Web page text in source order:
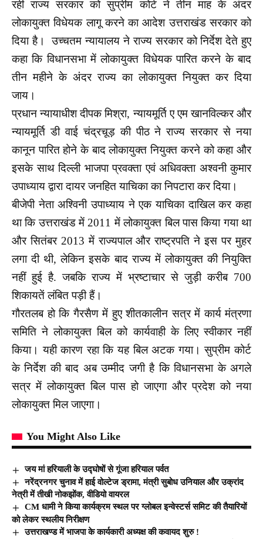
रही राज्य सरकार को सुप्रीम कोर्ट ने तीन माह के अंदर
लोकायुक्त विधेयक लागू करने का आदेश उत्तराखंड सरकार को
दिया है। उच्चतम न्यायालय ने राज्य सरकार को निर्देश देते हुए
कहा कि विधानसभा में लोकायुक्त विधेयक पारित करने के बाद
तीन महीने के अंदर राज्य का लोकायुक्त नियुक्त कर दिया
जाय।
प्रधान न्यायाधीश दीपक मिश्रा, न्यायमूर्ति ए एम खानविल्कर और
न्यायमूर्ति डी वाई चंद्रचूड़ की पीठ ने राज्य सरकार से नया
कानून पारित होने के बाद लोकायुक्त नियुक्त करने को कहा और
इसके साथ दिल्ली भाजपा प्रवक्ता एवं अधिवक्ता अश्वनी कुमार
उपाध्याय द्वारा दायर जनहित याचिका का निपटारा कर दिया।
बीजेपी नेता अश्विनी उपाध्याय ने एक याचिका दाखिल कर कहा
था कि उत्तराखंड में 2011 में लोकायुक्त बिल पास किया गया था
और सितंबर 2013 में राज्यपाल और राष्ट्रपति ने इस पर मुहर
लगा दी थी, लेकिन इसके बाद राज्य में लोकायुक्त की नियुक्ति
नहीं हुई है. जबकि राज्य में भ्रष्टाचार से जुड़ी करीब 700
शिकायतें लंबित पड़ी हैं।
गौरतलब हो कि गैरसैण में हुए शीतकालीन सत्र में कार्य मंत्रणा
समिति ने लोकायुक्त बिल को कार्यवाही के लिए स्वीकार नहीं
किया। यही कारण रहा कि यह बिल अटक गया। सुप्रीम कोर्ट
के निर्देश की बाद अब उम्मीद जगी है कि विधानसभा के अगले
सत्र में लोकायुक्त बिल पास हो जाएगा और प्रदेश को नया
लोकायुक्त मिल जाएगा।
You Might Also Like
जय मां हरियाली के उद्घोषों से गूंजा हरियाल पर्वत
नरेंद्रनगर चुनाव में हाई वोल्टेज ड्रामा, मंत्री सुबोध उनियाल और उक्रांद
नेत्री में तीखी नोकझोंक, वीडियो वायरल
CM धामी ने किया कार्यक्रम स्थल पर ग्लोबल इन्वेस्टर्स समिट की तैयारियों
को लेकर स्थलीय निरीक्षण
उत्तराखण्ड में भाजपा के कार्यकारी अध्यक्ष की कवायद शुरु !